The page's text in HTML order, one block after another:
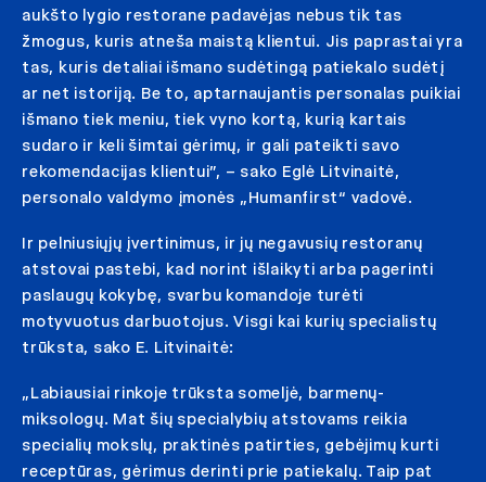
aukšto lygio restorane padavėjas nebus tik tas
žmogus, kuris atneša maistą klientui. Jis paprastai yra
tas, kuris detaliai išmano sudėtingą patiekalo sudėtį
ar net istoriją. Be to, aptarnaujantis personalas puikiai
išmano tiek meniu, tiek vyno kortą, kurią kartais
sudaro ir keli šimtai gėrimų, ir gali pateikti savo
rekomendacijas klientui”, – sako Eglė Litvinaitė,
personalo valdymo įmonės „Humanfirst“ vadovė.
Ir pelniusiųjų įvertinimus, ir jų negavusių restoranų
atstovai pastebi, kad norint išlaikyti arba pagerinti
paslaugų kokybę, svarbu komandoje turėti
motyvuotus darbuotojus. Visgi kai kurių specialistų
trūksta, sako E. Litvinaitė:
„Labiausiai rinkoje trūksta someljė, barmenų-
miksologų. Mat šių specialybių atstovams reikia
specialių mokslų, praktinės patirties, gebėjimų kurti
receptūras, gėrimus derinti prie patiekalų. Taip pat